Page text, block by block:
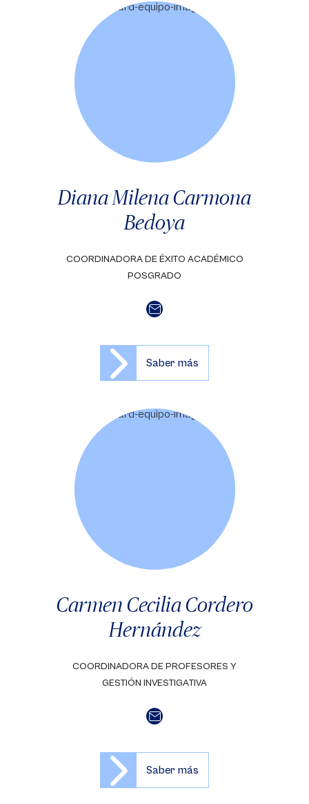
Diana Milena Carmona
Bedoya
COORDINADORA DE ÉXITO ACADÉMICO
POSGRADO
Saber más
Carmen Cecilia Cordero
Hernández
COORDINADORA DE PROFESORES Y
GESTIÓN INVESTIGATIVA
Saber más